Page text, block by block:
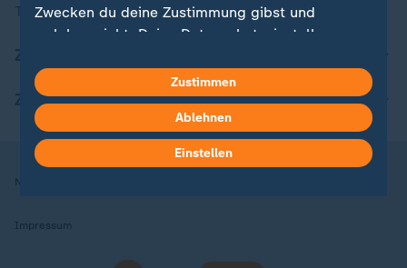
Themen im Überblick
ZDFheute Apps
Nutzungsbedingungen
Impressum
Zwecken du deine Zustimmung gibst und
welchen nicht. Deine Datenschutzeinstellungen
in deinen Einstellungen widerrufen oder ändern.
Hier findest du das Impressum.
Weitere Informationen findest du in unserer
Datenschutzerklärung.
Zustimmen
Ablehnen
Einstellen